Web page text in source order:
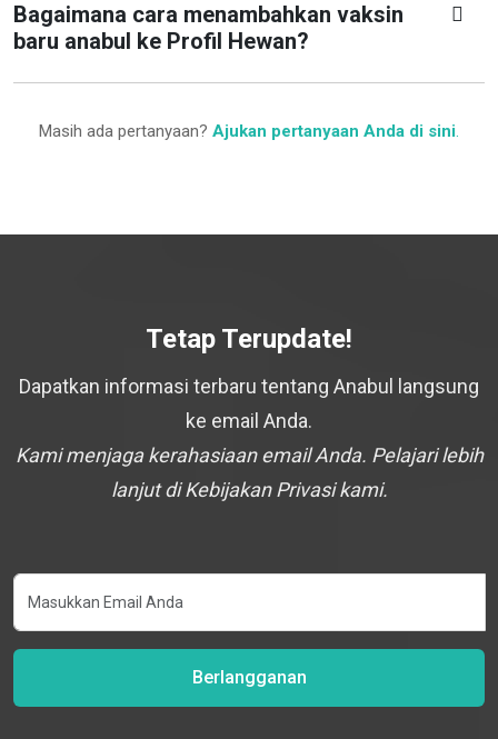
Bagaimana cara menambahkan vaksin
baru anabul ke Profil Hewan?
Masih ada pertanyaan? Ajukan pertanyaan Anda di sini.
Tetap Terupdate!
Dapatkan informasi terbaru tentang Anabul langsung
ke email Anda.
Kami menjaga kerahasiaan email Anda. Pelajari lebih
lanjut di Kebijakan Privasi kami.
Berlangganan